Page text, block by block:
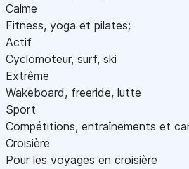
Calme
Fitness, yoga et pilates;
Actif
Cyclomoteur, surf, ski
Extrême
Wakeboard, freeride, lutte
Sport
Compétitions, entraînements et
Croisière
Pour les voyages en croisière